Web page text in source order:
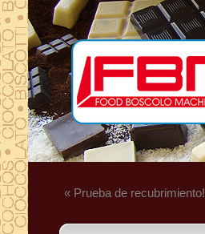
« Prueba de recubrimiento!